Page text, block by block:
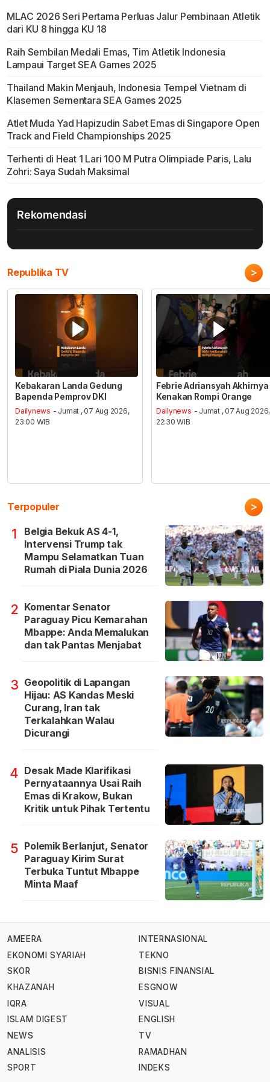
MLAC 2026 Seri Pertama Perluas Jalur Pembinaan Atletik
dari KU 8 hingga KU 18
Raih Sembilan Medali Emas, Tim Atletik Indonesia
Lampaui Target SEA Games 2025
Thailand Makin Menjauh, Indonesia Tempel Vietnam di
Klasemen Sementara SEA Games 2025
Atlet Muda Yad Hapizudin Sabet Emas di Singapore Open
Track and Field Championships 2025
Terhenti di Heat 1 Lari 100 M Putra Olimpiade Paris, Lalu
Zohri: Saya Sudah Maksimal
Rekomendasi
Republika TV >
Kebakaran Landa Gedung
Bapenda Pemprov DKI
Dailynews - Jumat , 07 Aug 2026,
23:00 WIB
Febrie Adriansyah Akhirnya
Kenakan Rompi Orange
Dailynews - Jumat , 07 Aug 2026,
22:30 WIB
Terpopuler >
1
Belgia Bekuk AS 4-1,
Intervensi Trump tak
Mampu Selamatkan Tuan
Rumah di Piala Dunia 2026
2 Komentar Senator
Paraguay Picu Kemarahan
Mbappe: Anda Memalukan
dan tak Pantas Menjabat
3 Geopolitik di Lapangan
Hijau: AS Kandas Meski
Curang, Iran tak
Terkalahkan Walau
Dicurangi
4 Desak Made Klarifikasi
Pernyataannya Usai Raih
Emas di Krakow, Bukan
Kritik untuk Pihak Tertentu
5 Polemik Berlanjut, Senator
Paraguay Kirim Surat
Terbuka Tuntut Mbappe
Minta Maaf
AMEERA
EKONOMI SYARIAH
SKOR
KHAZANAH
IQRA
ISLAM DIGEST
NEWS
ANALISIS
SPORT
INTERNASIONAL
TEKNO
BISNIS FINANSIAL
ESGNOW
VISUAL
ENGLISH
TV
RAMADHAN
INDEKS